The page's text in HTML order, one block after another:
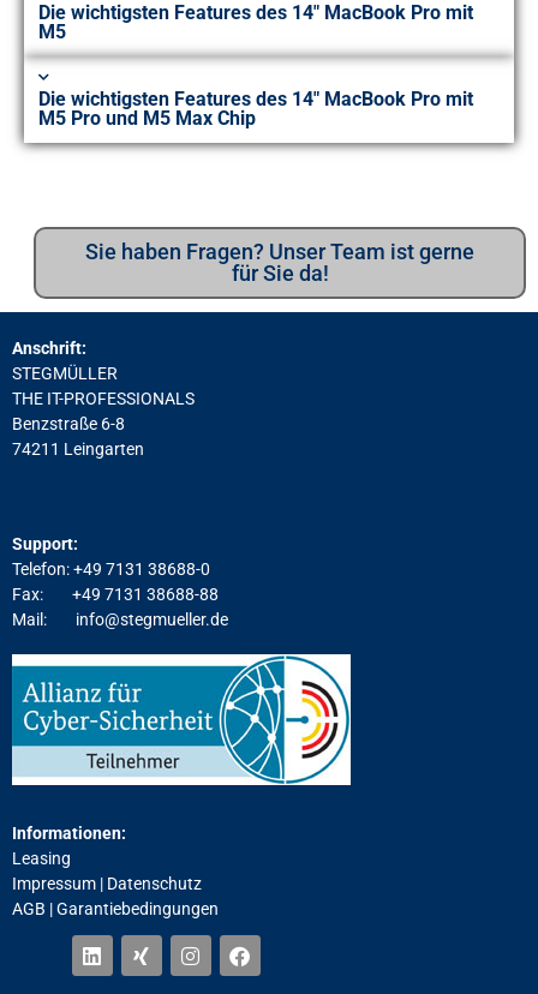
Die wichtigsten Features des 14" MacBook Pro mit
M5
Die wichtigsten Features des 14" MacBook Pro mit
M5 Pro und M5 Max Chip
Sie haben Fragen? Unser Team ist gerne
für Sie da!
Anschrift:
STEGMÜLLER
THE IT-PROFESSIONALS
Benzstraße 6-8
74211 Leingarten
Support:
Telefon: +49 7131 38688-0
Fax: +49 7131 38688-88
Mail:
info@stegmueller.de
Informationen:
Leasing
Impressum | Datenschutz
AGB | Garantiebedingungen